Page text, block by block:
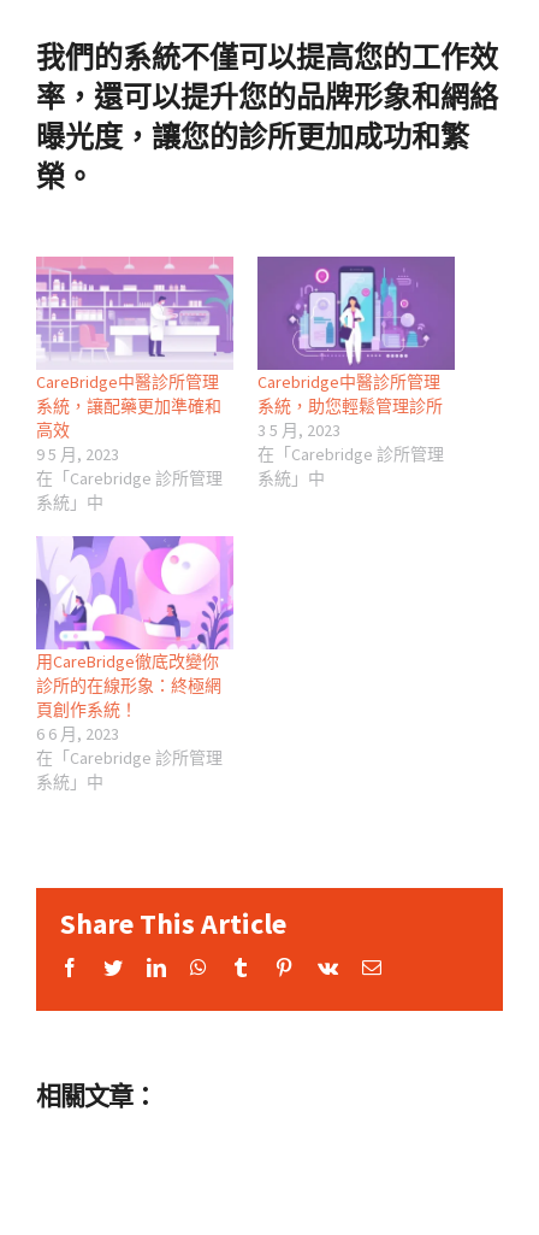
我們的系統不僅可以提高您的工作效
率，還可以提升您的品牌形象和網絡
曝光度，讓您的診所更加成功和繁
榮。
CareBridge中醫診所管理
系統，讓配藥更加準確和
高效
9 5 月, 2023
在「Carebridge 診所管理
系統」中
Carebridge中醫診所管理
系統，助您輕鬆管理診所
3 5 月, 2023
在「Carebridge 診所管理
系統」中
用CareBridge徹底改變你
診所的在線形象：終極網
頁創作系統！
6 6 月, 2023
在「Carebridge 診所管理
系統」中
Share This Article
Facebook
TwitterLinkedInWhatsApp
Tumblr Pinterest
Vk Email:
相關文章：